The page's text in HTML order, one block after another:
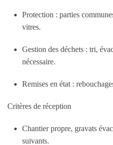
Protection : parties
vitres.
Gestion des déchets : tri,
nécessaire.
Remises en état :
Critères de réception
Chantier propre, gravats
suivants.